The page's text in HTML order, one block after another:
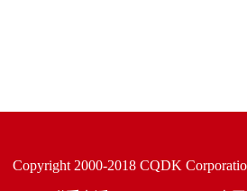
Copyright 2000-2018 CQDK